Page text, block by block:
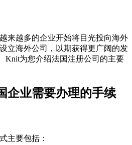
来越多的企业开始将目光投向海外
立海外公司，以期获得更广阔的发
Knit为您介绍法国注册公司的主要
企业需要办理的手续
主要包括：